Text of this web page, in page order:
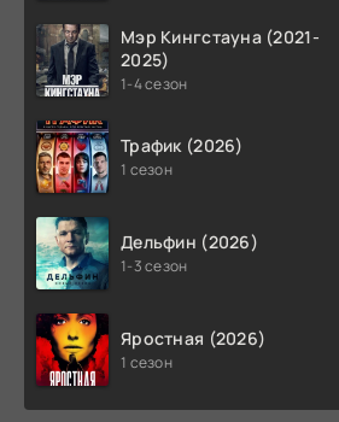
Мэр Кингстауна (2021-
2025)
1-4 сезон
Трафик (2026)
1 сезон
Дельфин (2026)
1-3 сезон
Яростная (2026)
1 сезон